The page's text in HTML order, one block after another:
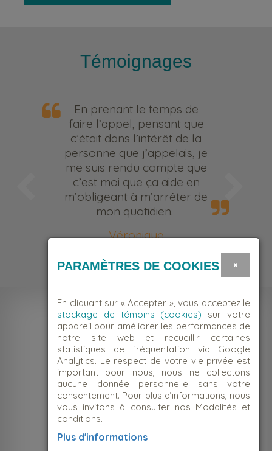
Témoignages
En prenant le temps de
faire l’appel, pensant que
c’était dans l’intérêt de la
personne que j’appelais, je
me suis rendu compte que
c’est moi que ça aide en
m’obligeant à m’arrêter de
mon quotidien.
Véronique
NOUS JOINDRE
×
PARAMÈTRES DE COOKIES
En cliquant sur « Accepter », vous acceptez le
stockage de témoins (cookies) sur votre
appareil pour améliorer les performances de
notre site web et recueillir certaines
statistiques de fréquentation via Google
Analytics. Le respect de votre vie privée est
important pour nous, nous ne collectons
aucune donnée personnelle sans votre
consentement. Pour plus d’informations, nous
vous invitons à consulter nos Modalités et
conditions.
Plus d'informations